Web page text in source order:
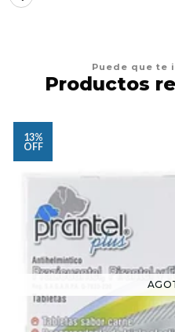
Puede que te
Productos
13%
OFF